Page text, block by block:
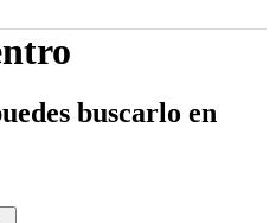
buscarlo en